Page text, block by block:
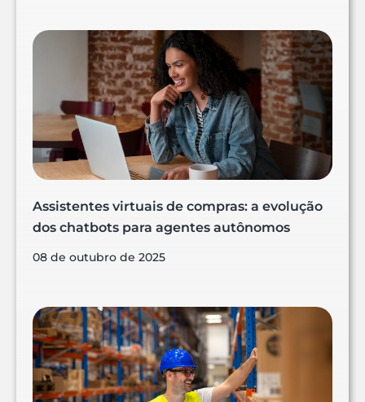
Assistentes virtuais de compras: a evolução
dos chatbots para agentes autônomos
08 de outubro de 2025